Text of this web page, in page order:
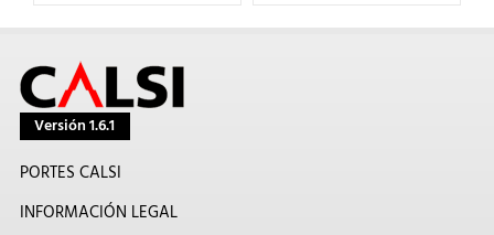
Versión 1.6.1
PORTES CALSI
INFORMACIÓN LEGAL